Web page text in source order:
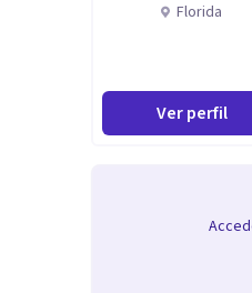
Florida
Ver perfil